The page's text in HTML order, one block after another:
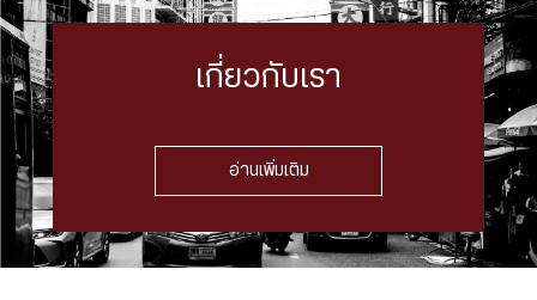
เกี่ยวกับเรา
อ่านเพิ่มเติม